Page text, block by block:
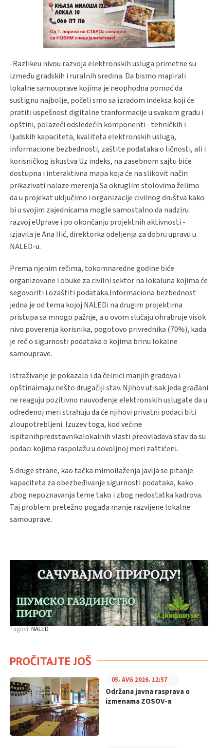
-Razlikeu nivou razvoja elektronskih usluga primetne su
između gradskih i ruralnih sredina. Da bismo mapirali
lokalne samouprave kojima je neophodna pomoć da
sustignu najbolje, počeli smo sa izradom indeksa koji će
pratiti uspešnost digitalne tranformacije u svakom gradu i
opštini, polazeći odsledećih komponenti– tehničkih i
ljudskih kapaciteta, kvaliteta elektronskih usluga,
informacione bezbednosti, zaštite podataka o ličnosti, ali i
korisničkog iskustva.Uz indeks, na zasebnom sajtu biće
dostupna i interaktivna mapa koja će na slikovit način
prikazivati nalaze merenja.Sa okruglim stolovima želimo
da u projekat uključimo i organizacije civilnog društva kako
bi u svojim zajednicama mogle samostalno da nadziru
razvoj eUprave i po okončanju projektnih aktivnosti -
izjavila je Ana Ilić, direktorka odeljenja za dobru upravu u
NALED-u.
Prema njenim rečima, tokomnaredne godine biće
organizovane i obuke za civilni sektor na lokaluna kojima će
segovoriti i ozaštiti podataka.Informaciona bezbednost
jedna je od tema kojoj NALEDi na drugim projektima
pristupa sa mnogo pažnje, a u ovom slučaju ohrabruje visok
nivo poverenja korisnika, pogotovo privrednika (70%), kada
je reč o sigurnosti podataka o kojima brinu lokalne
samouprave.
Istraživanje je pokazalo i da čelnici manjih gradova i
opštinaimaju nešto drugačiji stav. Njihov utisak jeda građani
ne reaguju pozitivno nauvođenje elektronskih uslugate da u
određenoj meri strahuju da će njihovi privatni podaci biti
zloupotrebljeni. Izuzev toga, kod većine
ispitanihpredstavnikalokalnih vlasti preovladava stav da su
podaci kojima raspolažu u dovoljnoj meri zaštićeni.
S druge strane, kao tačka mimoilaženja javlja se pitanje
kapaciteta za obezbeđivanje sigurnosti podataka, kako
zbog nepoznavanja teme tako i zbog nedostatka kadrova.
Taj problem pretežno pogađa manje razvijene lokalne
samouprave.
Tagovi:NALED
PROČITAJTE JOŠ
Održana javna rasprava o
izmenama ZOSOV-a
05. AVG 2026. 12:57